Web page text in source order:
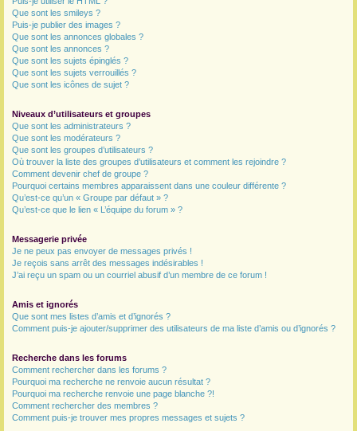
Que sont les smileys ?
Puis-je publier des images ?
Que sont les annonces globales ?
Que sont les annonces ?
Que sont les sujets épinglés ?
Que sont les sujets verrouillés ?
Que sont les icônes de sujet ?
Niveaux d’utilisateurs et groupes
Que sont les administrateurs ?
Que sont les modérateurs ?
Que sont les groupes d’utilisateurs ?
Où trouver la liste des groupes d’utilisateurs et comment les rejoindre ?
Comment devenir chef de groupe ?
Pourquoi certains membres apparaissent dans une couleur différente ?
Qu’est-ce qu’un « Groupe par défaut » ?
Qu’est-ce que le lien « L’équipe du forum » ?
Messagerie privée
Je ne peux pas envoyer de messages privés !
Je reçois sans arrêt des messages indésirables !
J’ai reçu un spam ou un courriel abusif d’un membre de ce forum !
Amis et ignorés
Que sont mes listes d’amis et d’ignorés ?
Comment puis-je ajouter/supprimer des utilisateurs de ma liste d’amis ou d’ignorés ?
Recherche dans les forums
Comment rechercher dans les forums ?
Pourquoi ma recherche ne renvoie aucun résultat ?
Pourquoi ma recherche renvoie une page blanche ?!
Comment rechercher des membres ?
Comment puis-je trouver mes propres messages et sujets ?